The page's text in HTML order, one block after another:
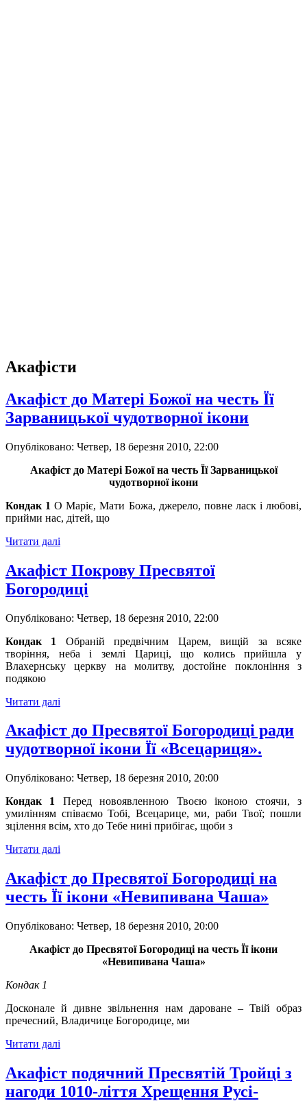
Акафісти
Акафіст до Матері Божої на честь Її
Зарваницької чудотворної ікони
Опубліковано: Четвер, 18 березня 2010, 22:00
Акафіст до Матері Божої на честь Її Зарваницької
чудотворної ікони
Кондак 1 О Маріє, Мати Божа, джерело, повне ласк і любові,
прийми нас, дітей, що
Читати далі
Акафіст Покрову Пресвятої
Богородиці
Опубліковано: Четвер, 18 березня 2010, 22:00
Кондак 1
Обраній предвічним Царем, вищій за всяке
творіння, неба і землі Цариці, що колись прийшла у
Влахернську церкву на молитву, достойне поклоніння з
подякою
Читати далі
Акафіст до Пресвятої Богородиці ради
чудотворної ікони Її «Всецариця».
Опубліковано: Четвер, 18 березня 2010, 20:00
Кондак 1
Перед новоявленною Твоєю іконою стоячи, з
умилінням співаємо Тобі, Всецарице, ми, раби Твої; пошли
зцілення всім, хто до Тебе нині прибігає, щоби з
Читати далі
Акафіст до Пресвятої Богородиці на
честь Її ікони «Невипивана Чаша»
Опубліковано: Четвер, 18 березня 2010, 20:00
Акафіст до Пресвятої Богородиці на честь Її ікони
«Невипивана Чаша»
Кондак 1
Досконале й дивне звільнення нам дароване – Твій образ
пречесний, Владичице Богородице, ми
Читати далі
Акафіст подячний Пресвятій Тройці з
нагоди 1010-ліття Хрещення Русі-